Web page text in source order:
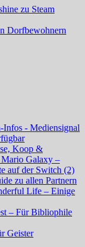
zu Steam
Dorfbewohnern
- Mediensignal
Koop &
Mario Galaxy –
auf der Switch (2)
zu allen Partnern
Life – Einige
– Für Bibliophile
Geister